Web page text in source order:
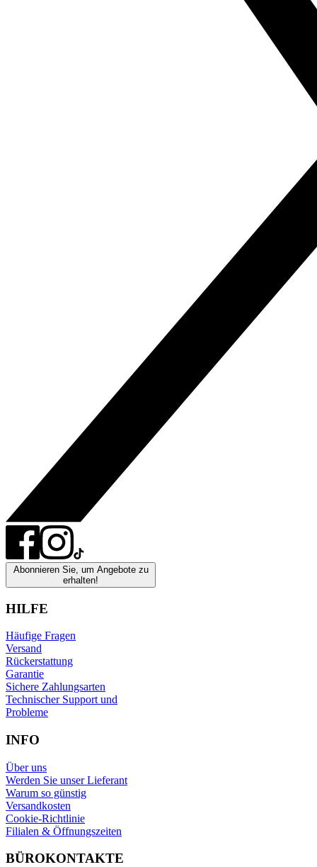
Abonnieren Sie, um Angebote zu
erhalten!
HILFE
Häufige Fragen
Versand
Rückerstattung
Garantie
Sichere Zahlungsarten
Technischer Support und
Probleme
INFO
Über uns
Werden Sie unser Lieferant
Warum so günstig
Versandkosten
Cookie-Richtlinie
Filialen & Öffnungszeiten
BÜROKONTAKTE